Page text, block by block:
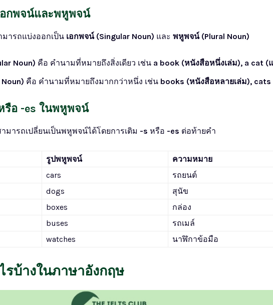
กพจน์และพหูพจน์
ารถแบ่งออกเป็น เอกพจน์ (Singular Noun) และ พหูพจน์ (Plural Noun)
Noun) คือ คำนามที่หมายถึงสิ่งเดียว เช่น a book (หนังสือหนึ่งเล่ม), a cat (
คือ คำนามที่หมายถึงมากกว่าหนึ่ง เช่น books (หนังสือหลายเล่ม),
รือ -es ในพหูพจน์
ารถเปลี่ยนเป็นพหูพจน์ได้โดยการเติม -s หรือ -es ต่อท้ายคำ
รูปพหูพจน์
ความหมาย
cars
รถยนต์
dogs
สุนัข
boxes
กล่อง
buses
รถเมล์
watches นาฬิกาข้อมือ
บ้างในภาษาอังกฤษ